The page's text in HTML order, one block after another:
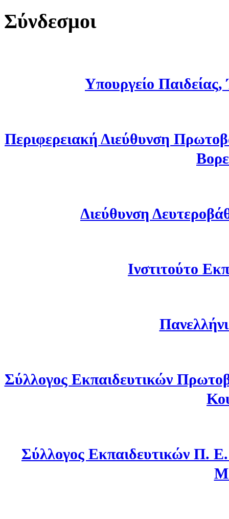
Σύνδεσμοι
Υπουργείο
Περιφερειακή Διεύθυνση
Διεύθυνση
Ινστιτούτο
Σύλλογος Εκπαιδευτικών
Σύλλογος Εκπαιδευτικών Π.